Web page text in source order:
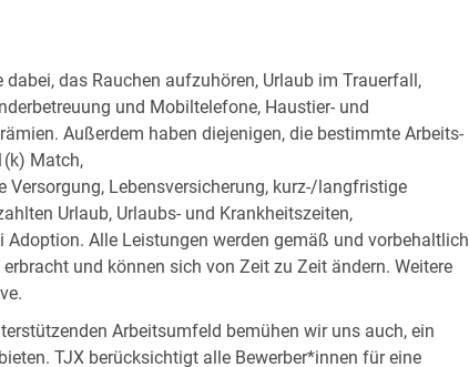
das Rauchen aufzuhören, Urlaub im Trauerfall,
und Mobiltelefone, Haustier- und
Außerdem haben diejenigen, die bestimmte Arbeits-
Match,
Lebensversicherung, kurz-/langfristige
Urlaub, Urlaubs- und Krankheitszeiten,
Alle Leistungen werden gemäß und vorbehaltlich
und können sich von Zeit zu Zeit ändern. Weitere
Arbeitsumfeld bemühen wir uns auch, ein
TJX berücksichtigt alle Bewerber*innen für eine